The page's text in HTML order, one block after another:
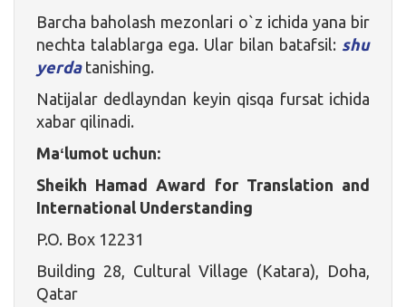
Barcha baholash mezonlari o`z ichida yana bir
nechta talablarga ega. Ular bilan batafsil: shu
yerdatanishing.
Natijalar dedlayndan keyin qisqa fursat ichida
xabar qilinadi.
Maʻlumot uchun:
Sheikh Hamad Award for Translation and
International Understanding
P.O. Box 12231
Building 28, Cultural Village (Katara), Doha,
Qatar